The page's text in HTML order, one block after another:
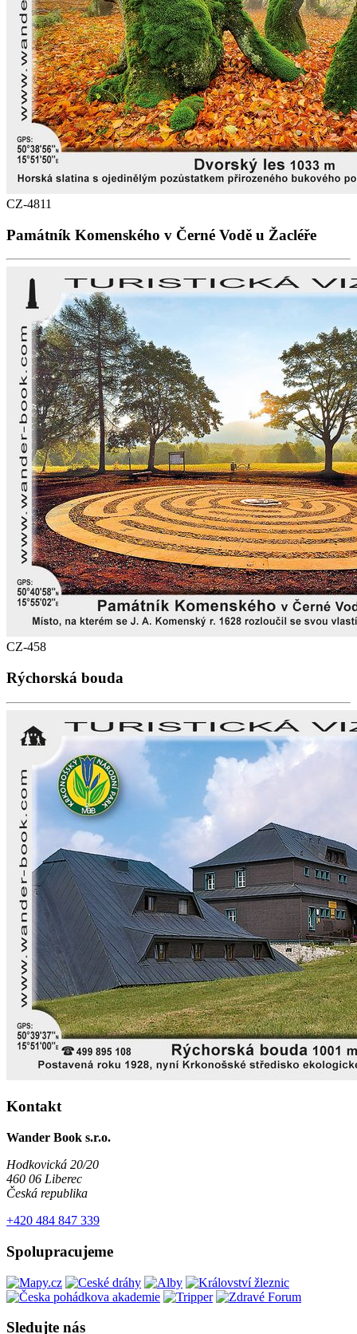
CZ-4811
Památník Komenského v Černé Vodě u Žacléře
CZ-458
Rýchorská bouda
Kontakt
Wander Book s.r.o.
Hodkovická 20/20
460 06 Liberec
Česká republika
+420 484 847 339
Spolupracujeme
Sledujte nás